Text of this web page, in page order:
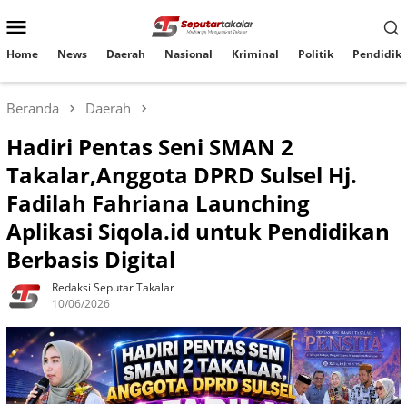
ke
Mobile
Home News Daerah Nasional Kriminal Politik
Beranda Daerah
Hadiri Pentas Seni SMAN 2
Takalar,Anggota DPRD Sulsel Hj.
Fadilah Fahriana Launching
Aplikasi Siqola.id untuk Pendidikan
Berbasis Digital
Redaksi Seputar Takalar
10/06/2026